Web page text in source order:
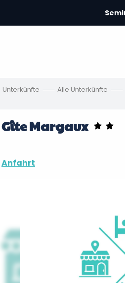
Unterkünfte Alle Unterkünfte
Margaux
Anfahrt